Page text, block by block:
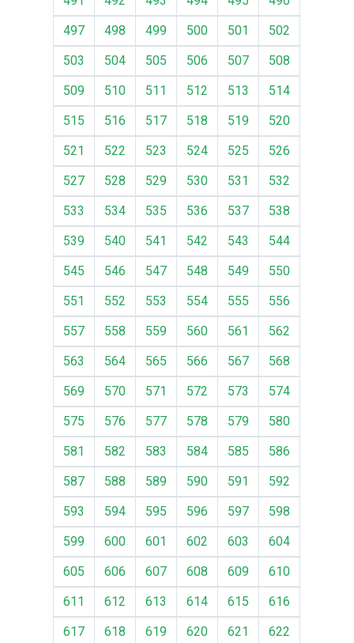
497
498 499 500 501
502
503
504 505 506 507
508
509
510 511 512 513
514
515
516 517 518 519
520
521
522 523 524 525
526
527
528 529 530 531
532
533
534 535 536 537
538
539
540 541 542 543
544
545
546 547 548 549
550
551
552 553 554 555
556
557
558 559 560 561
562
563
564 565 566 567
568
569
570 571 572 573
574
575
576 577 578 579
580
581
582 583 584 585
586
587
588 589 590 591
592
593
594 595 596 597
598
599
600 601 602 603
604
605
606 607 608 609
610
611
612 613 614 615
616
617
618 619 620 621
622